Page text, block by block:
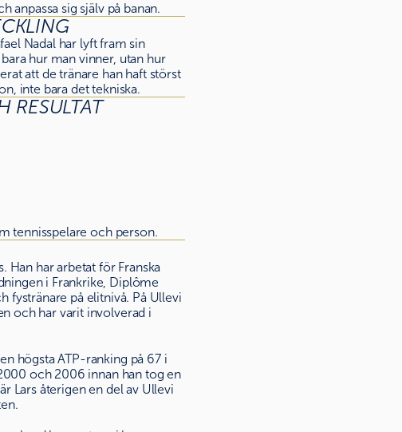
anpassa sig själv på banan.
Nadal har lyft fram sin
hur man vinner, utan hur
att de tränare han haft störst
inte bara det tekniska.
RESULTAT
tennisspelare och person.
har arbetat för Franska
i Frankrike, Diplôme
fystränare på elitnivå. På Ullevi
och har varit involverad i
högsta ATP-ranking på 67 i
och 2006 innan han tog en
Lars återigen en del av Ullevi